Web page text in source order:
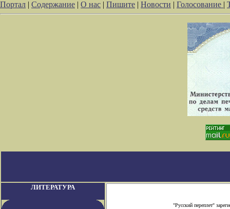
Портал | Содержание | О нас | Пишите | Новости | Голосование |
ЛИТЕРАТУРА
"Русский переплет"